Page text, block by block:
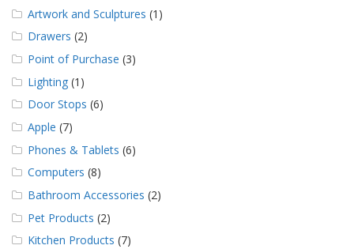
e
n
F
A
Q
B
l
o
g
K
o
n
t
Artwork and Sculptures (1)
Drawers (2)
Point of Purchase (3)
Lighting (1)
Door Stops (6)
Apple (7)
Phones & Tablets (6)
Computers (8)
Bathroom Accessories (2)
Pet Products (2)
Kitchen Products (7)